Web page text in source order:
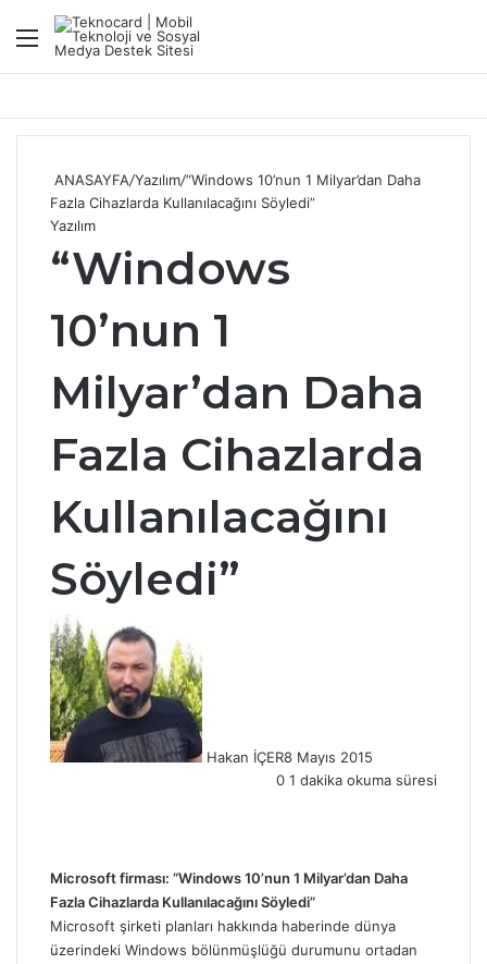
Menü
ANASAYFA/Yazılım/“Windows 10’nun 1 Milyar’dan Daha
Fazla Cihazlarda Kullanılacağını Söyledi”
Yazılım
“Windows
10’nun 1
Milyar’dan Daha
Fazla Cihazlarda
Kullanılacağını
Söyledi”
Hakan İÇER8 Mayıs 2015
0 1 dakika okuma süresi
Microsoft firması: “Windows 10’nun 1 Milyar’dan Daha
Fazla Cihazlarda Kullanılacağını Söyledi”
Microsoft şirketi planları hakkında haberinde dünya
üzerindeki Windows bölünmüşlüğü durumunu ortadan